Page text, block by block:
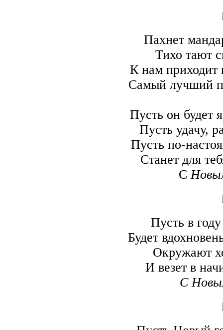
Пахнет
Тихо тают
К нам приходит
Самый лучший
Пусть он будет
Пусть удачу,
Пусть по-
Станет для
С
Пусть в
Будет
Окружают
И везет в
С